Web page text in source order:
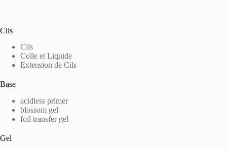
Cils
Cils
Colle et Liquide
Extension de Cils
Base
acidless primer
blossom gel
foil transfer gel
Gel